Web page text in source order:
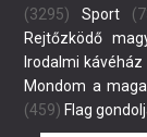
(3295)
Sport
Rejtőzködő
Irodalmi kávéház
Mondom a
(459) Flag